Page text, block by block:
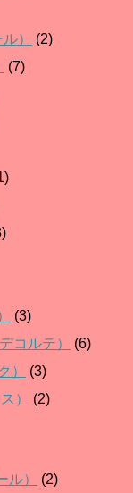
）
(2)
(7)
(3)
コルテ）
(6)
）
(3)
）
(2)
）
(2)